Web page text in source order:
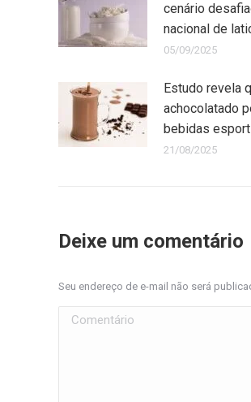
cenário
nacional de
05/09/2025
Estudo revela
achocolatado
bebidas
21/08/2025
Deixe um comentário
Seu endereço de e-mail não será
Comentário